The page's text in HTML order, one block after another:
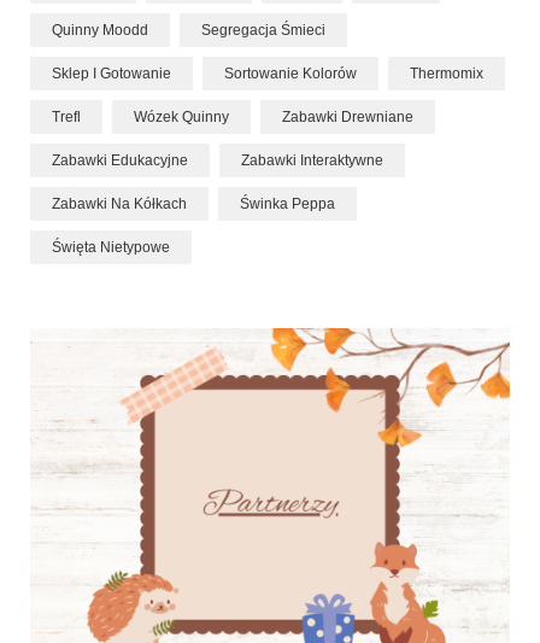
Quinny Moodd Segregacja Śmieci
Sklep I Gotowanie Sortowanie Kolorów Thermomix
Trefl Wózek Quinny Zabawki Drewniane
Zabawki Edukacyjne Zabawki Interaktywne
Zabawki Na Kółkach Świnka Peppa
Święta Nietypowe